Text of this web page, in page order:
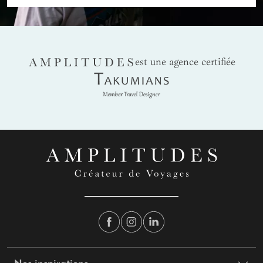
angle inédit : mangroves secrètes, bancs de sable
immaculés et récifs coralliens affleurant créent un
de Nungwi si vous aimez l'ambiance festive, ou
privilégiez la côte est (Matemwe, Pongwe) pour
pour les fêtes.
des conditions météorologiques exceptionnelles.
que les alizés apportent une brise rafraîchissante.
Où partir ?C'est le moment rêvé pour explorer
AMPLITUDES
est une agence certifiée
Takumians